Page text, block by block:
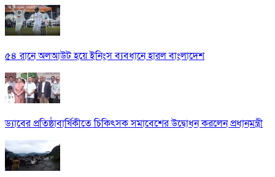
৫৪ রানে অলআউট হয়ে ইনিংস ব্যবধানে হারল বাংলাদেশ
ড্যাবের প্রতিষ্ঠাবার্ষিকীতে চিকিৎসক সমাবেশের উদ্বোধন করলেন প্রধানমন্ত্রী